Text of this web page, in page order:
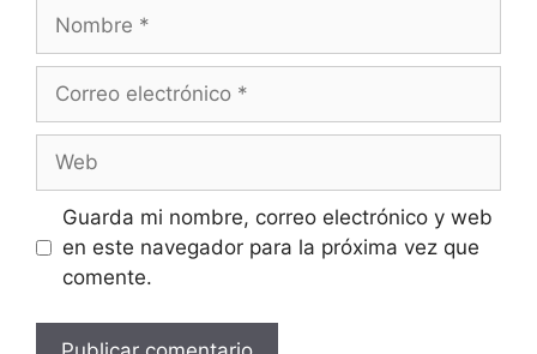
electrónico
Guarda mi nombre, correo electrónico y web
en este navegador para la próxima vez que
comente.